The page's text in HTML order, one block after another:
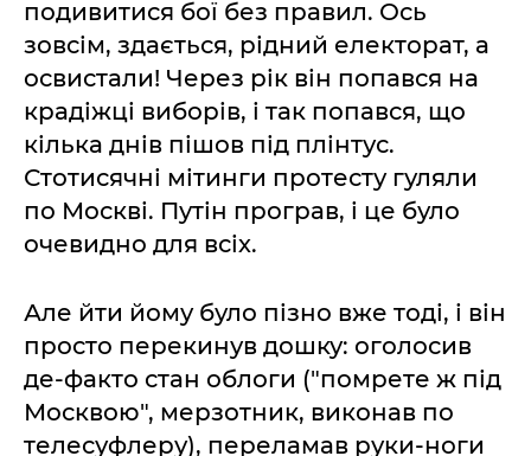
подивитися бої без правил. Ось
зовсім, здається, рідний електорат, а
освистали! Через рік він попався на
крадіжці виборів, і так попався, що
кілька днів пішов під плінтус.
Стотисячні мітинги протесту гуляли
по Москві. Путін програв, і це було
очевидно для всіх.
Але йти йому було пізно вже тоді, і він
просто перекинув дошку: оголосив
де-факто стан облоги ("помрете ж під
Москвою", мерзотник, виконав по
телесуфлеру), переламав руки-ноги